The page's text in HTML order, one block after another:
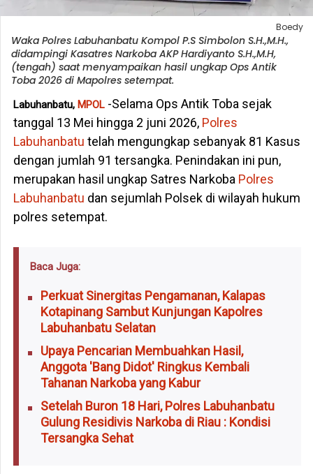
Boedy
Waka Polres Labuhanbatu Kompol P.S Simbolon S.H.,M.H.,
didampingi Kasatres Narkoba AKP Hardiyanto S.H.,M.H,
(tengah) saat menyampaikan hasil ungkap Ops Antik
Toba 2026 di Mapolres setempat.
Labuhanbatu, MPOL-Selama Ops Antik Toba sejak
tanggal 13 Mei hingga 2 juni 2026, Polres
Labuhanbatu telah mengungkap sebanyak 81 Kasus
dengan jumlah 91 tersangka. Penindakan ini pun,
merupakan hasil ungkap Satres Narkoba Polres
Labuhanbatu dan sejumlah Polsek di wilayah hukum
polres setempat.
Baca Juga:
Perkuat Sinergitas Pengamanan, Kalapas
Kotapinang Sambut Kunjungan Kapolres
Labuhanbatu Selatan
Upaya Pencarian Membuahkan Hasil,
Anggota 'Bang Didot' Ringkus Kembali
Tahanan Narkoba yang Kabur
Setelah Buron 18 Hari, Polres Labuhanbatu
Gulung Residivis Narkoba di Riau : Kondisi
Tersangka Sehat